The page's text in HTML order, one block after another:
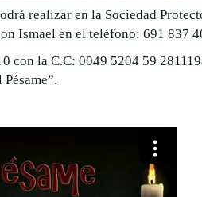
realizar en la Sociedad
Ismael en el teléfono: 691 837
con la C.C: 0049 5204 59